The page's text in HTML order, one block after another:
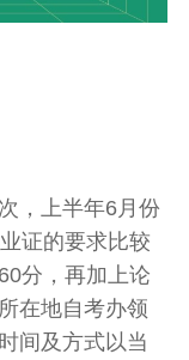
，上半年6月份
证的要求比较
分，再加上论
在地自考办领
间及方式以当